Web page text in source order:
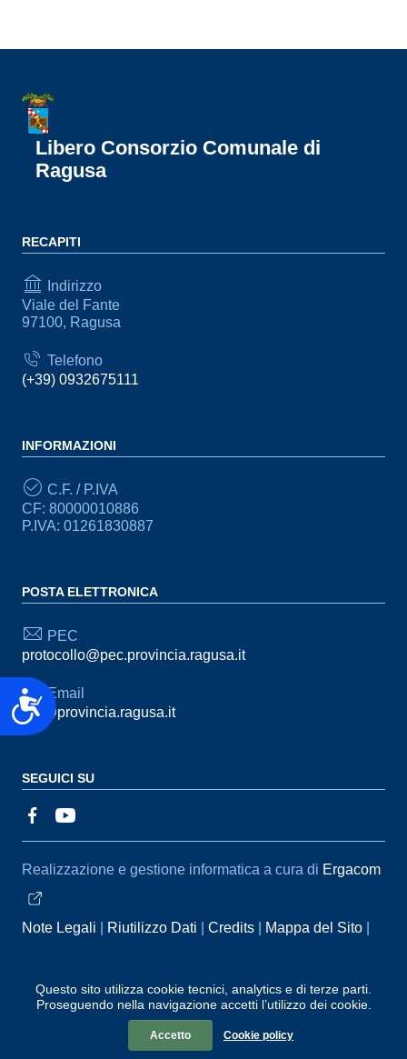
Accessibilità
Questo sito utilizza cookie tecnici, analytics e di terze parti.
Proseguendo nella navigazione accetti l’utilizzo dei cookie.
Accetto Cookie policy
Libero Consorzio Comunale di
Ragusa
RECAPITI
Indirizzo
Viale del Fante
97100, Ragusa
Telefono
(+39) 0932675111
INFORMAZIONI
C.F. / P.IVA
CF: 80000010886
P.IVA: 01261830887
POSTA ELETTRONICA
PEC
protocollo@pec.provincia.ragusa.it
Email
urp@provincia.ragusa.it
SEGUICI SU
Sezione Link Utili
Realizzazione e gestione informatica a cura di Ergacom
Note Legali Riutilizzo Dati Credits
Mappa del Sito
Segnalazioni
Statistiche accessi
Dichiarazione di
Accessibilità